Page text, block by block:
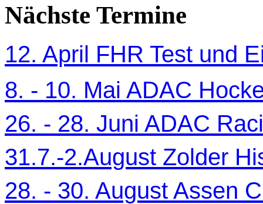
Nächste Termine
12. April FHR Test und
8. - 10. Mai ADAC
26. - 28. Juni ADAC
31.7.-2.August Zolder
28. - 30. August Assen